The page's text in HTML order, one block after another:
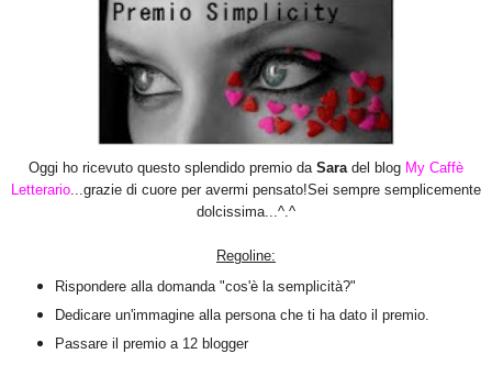
Oggi ho ricevuto questo splendido premio da Sara del blog My Caffè
Letterario ...grazie di cuore per avermi pensato!Sei sempre semplicemente
dolcissima...^.^
Regoline:
Rispondere alla domanda "cos'è la semplicità?"
Dedicare un'immagine alla persona che ti ha dato il premio.
Passare il premio a 12 blogger